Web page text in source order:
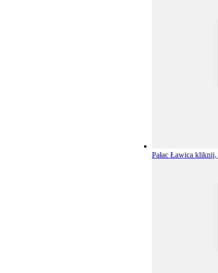
Pałac Ławica kliknij,